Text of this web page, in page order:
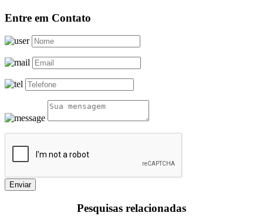
Entre em Contato
Enviar
Pesquisas relacionadas